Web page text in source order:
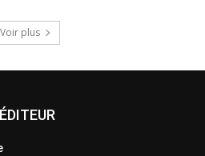
Voir plus